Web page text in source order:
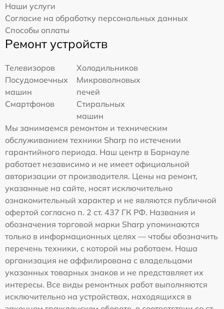
Наши услуги
Согласие на обработку персональных данных
Способы оплаты
Ремонт устройств
Телевизоров
Холодильников
Посудомоечных
машин
Микроволновых
печей
Смартфонов
Стиральных
машин
Мы занимаемся ремонтом и техническим
обслуживанием техники Sharp по истечении
гарантийного периода. Наш центр в Барнауле
работает независимо и не имеет официальной
авторизации от производителя. Цены на ремонт,
указанные на сайте, носят исключительно
ознакомительный характер и не являются публичной
офертой согласно п. 2 ст. 437 ГК РФ. Названия и
обозначения торговой марки Sharp упоминаются
только в информационных целях — чтобы обозначить
перечень техники, с которой мы работаем. Наша
организация не аффилирована с владельцами
указанных товарных знаков и не представляет их
интересы. Все виды ремонтных работ выполняются
исключительно на устройствах, находящихся в